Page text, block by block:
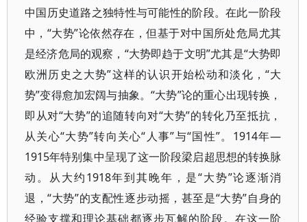
中国历史道路之独特性与可能性的阶段。在此一阶段
中，“大势”论依然存在，但基于对中国所处危局尤其
是经济危局的观察，“大势即趋于文明”尤其是“大势即
欧洲历史之大势”这样的认识开始松动和淡化，“大
势”变得愈加宏阔与抽象。“大势”论的重心出现转换，
即从对“大势”的追随转向对“大势”的转化乃至抵抗，
从关心“大势”转向关心“人事”与“国性”。1914年—
1915年特别集中呈现了这一阶段梁启超思想的转换脉
动。从大约1918年到其晚年，是“大势”论逐渐消
退，“大势”的支配性逐步动摇，甚至是“大势”自身的
经验支撑和理论基础都逐步瓦解的阶段。在这一阶